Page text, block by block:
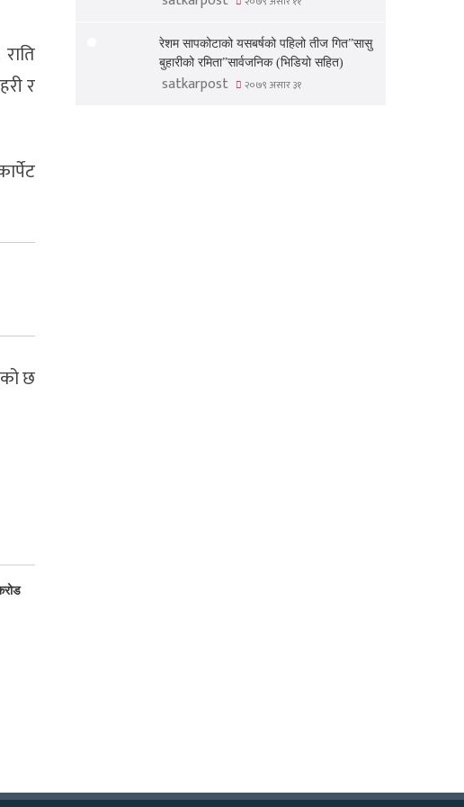
र
छ
रेशम सापकोटाको यसबर्षको पहिलो तीज गित”सासु
बुहारीको रमिता”सार्वजनिक (भिडियो सहित)
satkarpost २०७९ असार ३१